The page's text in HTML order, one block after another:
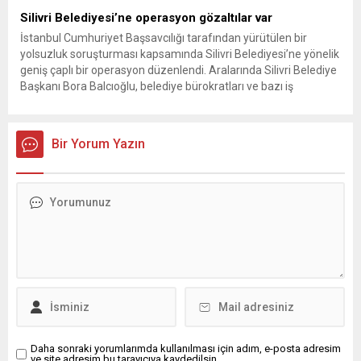
Silivri Belediyesi’ne operasyon gözaltılar var
İstanbul Cumhuriyet Başsavcılığı tarafından yürütülen bir
yolsuzluk soruşturması kapsamında Silivri Belediyesi’ne yönelik
geniş çaplı bir operasyon düzenlendi. Aralarında Silivri Belediye
Başkanı Bora Balcıoğlu, belediye bürokratları ve bazı iş
inceleme ve arama çalışmaları devam ediyor. İstanbul’da...
Bir Yorum Yazın
Daha sonraki yorumlarımda kullanılması için adım, e-posta adresim